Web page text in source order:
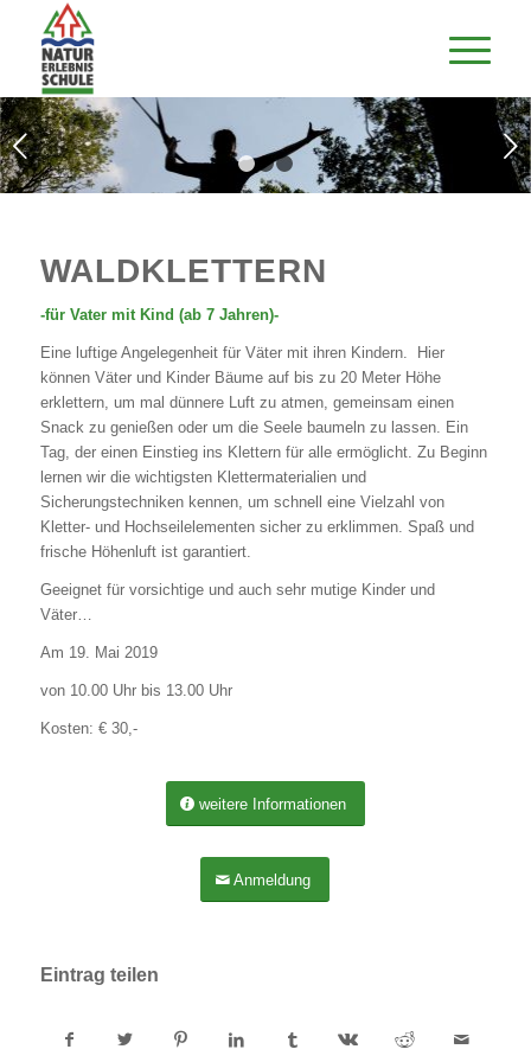
Weiter
1 2 3
WALDKLETTERN
-für Vater mit Kind (ab 7 Jahren)-
Eine luftige Angelegenheit für Väter mit ihren Kindern. Hier
können Väter und Kinder Bäume auf bis zu 20 Meter Höhe
erklettern, um mal dünnere Luft zu atmen, gemeinsam einen
Snack zu genießen oder um die Seele baumeln zu lassen. Ein
Tag, der einen Einstieg ins Klettern für alle ermöglicht. Zu Beginn
lernen wir die wichtigsten Klettermaterialien und
Sicherungstechniken kennen, um schnell eine Vielzahl von
Kletter- und Hochseilelementen sicher zu erklimmen. Spaß und
frische Höhenluft ist garantiert.
Geeignet für vorsichtige und auch sehr mutige Kinder und
Väter…
Am 19. Mai 2019
von 10.00 Uhr bis 13.00 Uhr
Kosten: € 30,-
weitere Informationen
Anmeldung
Eintrag teilen